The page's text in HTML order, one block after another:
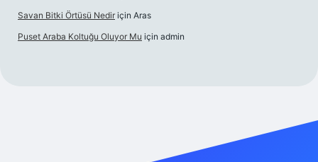
Savan Bitki Örtüsü Nedir için Aras
Puset Araba Koltuğu Oluyor Mu için admin